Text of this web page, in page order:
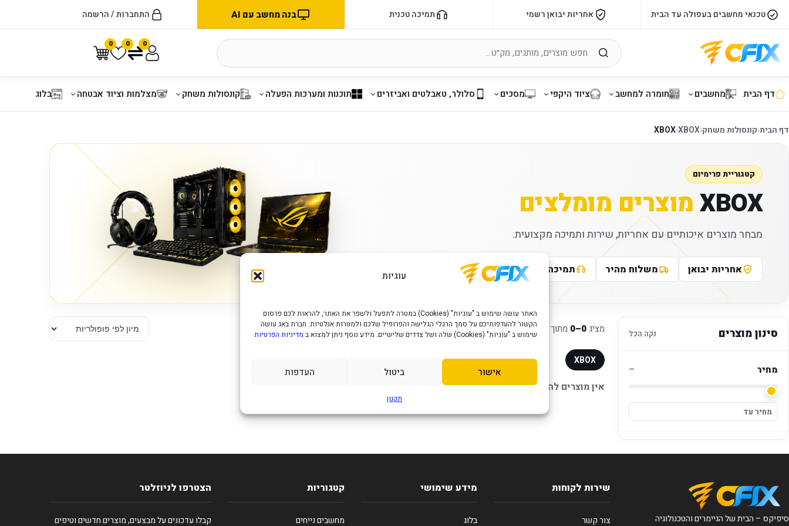
עוגיות
האתר עושה שימוש ב "עוגיות" (Cookies) במטרה לתפעל ולשפר את האתר, להראות לכם פרסום
הקשור להעדפותיכם על סמך הרגלי הגלישה והפרופיל שלכם ולמטרות אנלטיות. חברת באג עושה
שימוש ב "עוגיות" (Cookies) שלה ושל צדדים שלישיים. מידע נוסף ניתן למצוא ב
מדיניות הפרטיות
אישור ביטול העדפות
תקנון
טכנאי מחשבים בעפולה עד הבית אחריות יבואן רשמי תמיכה טכנית בנה מחשב עם AI התחברות / הרשמה
0 0 0
דף הבית מחשבים חומרה למחשב ציוד היקפי מסכים סלולר, טאבלטים ואביזרים תוכנות ומערכות הפעלה קונסולות משחק מצלמות וציוד אבטחה בלוג
דף הבית‹קונסולות משחק‹
XBOX
‹
XBOX
קטגוריית פרימיום
XBOXמוצרים מומלצים
מבחר מוצרים איכותיים עם אחריות, שירות ותמיכה מקצועית.
אחריות יבואן משלוח מהיר תמיכה טכנית
סינון מוצרים נקה הכל
מחיר −
מציג0–0 מתוך מוצרים
XBOX
אין מוצרים להצגה.
סיפיקס – הבית של הגיימרים והטכנולוגיה
שירות לקוחות
צור קשר
מידע שימושי
בלוג
קטגוריות
מחשבים נייחים
הצטרפו לניוזלטר
קבלו עדכונים על מבצעים, מוצרים חדשים וטיפים